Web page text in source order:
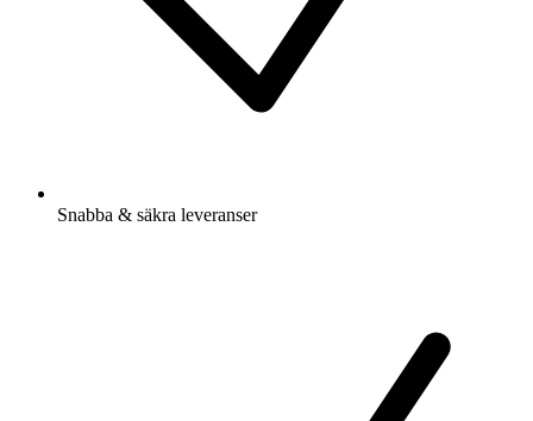
Snabba & säkra leveranser